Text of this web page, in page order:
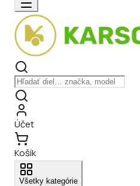
Účet
Košík
Všetky kategórie